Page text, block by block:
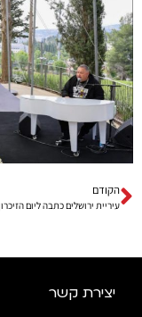
הקודם
עיריית ירושלים כתבה ליום
יצירת קשר